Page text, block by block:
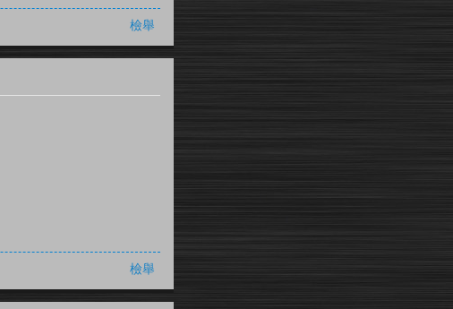
檢舉
檢舉